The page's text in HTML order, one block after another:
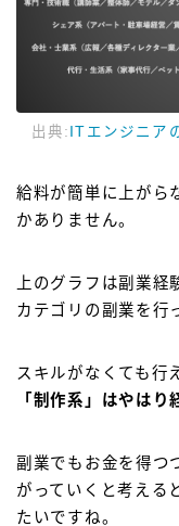
出典: ITエンジニア
給料が簡単に上がら
かありません。
上のグラフは副業
カテゴリの副業を行
スキルがなくても行
「制作系」はやは
副業でもお金を得つ
がっていくと考える
たいですね。